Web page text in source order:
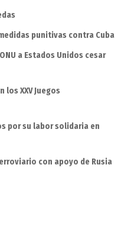
punitivas contra Cuba
a Estados Unidos cesar
los XXV Juegos
por su labor solidaria en
con apoyo de Rusia